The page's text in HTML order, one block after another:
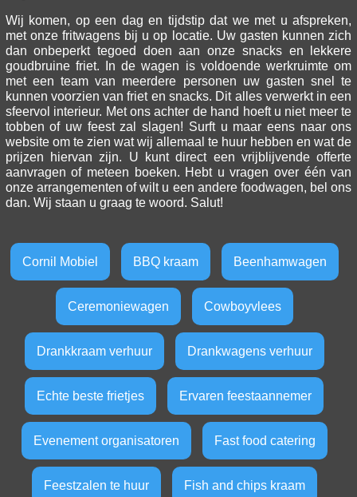
Wij komen, op een dag en tijdstip dat we met u afspreken,
met onze fritwagens bij u op locatie. Uw gasten kunnen zich
dan onbeperkt tegoed doen aan onze snacks en lekkere
goudbruine friet. In de wagen is voldoende werkruimte om
met een team van meerdere personen uw gasten snel te
kunnen voorzien van friet en snacks. Dit alles verwerkt in een
sfeervol interieur. Met ons achter de hand hoeft u niet meer te
tobben of uw feest zal slagen! Surft u maar eens naar ons
website om te zien wat wij allemaal te huur hebben en wat de
prijzen hiervan zijn. U kunt direct een vrijblijvende offerte
aanvragen of meteen boeken. Hebt u vragen over één van
onze arrangementen of wilt u een andere foodwagen, bel ons
dan. Wij staan u graag te woord. Salut!
Cornil Mobiel BBQ kraam Beenhamwagen
Ceremoniewagen Cowboyvlees
Drankkraam verhuur Drankwagens verhuur
Echte beste frietjes Ervaren feestaannemer
Evenement organisatoren Fast food catering
Feestzalen te huur Fish and chips kraam